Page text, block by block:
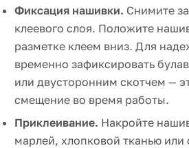
Фиксация нашивки. Снимите
клеевого слоя. Положите
разметке клеем вниз. Для
временно зафиксировать
или двусторонним скотчем —
смещение во время работы.
Приклеивание. Накройте
марлей, хлопковой тканью или